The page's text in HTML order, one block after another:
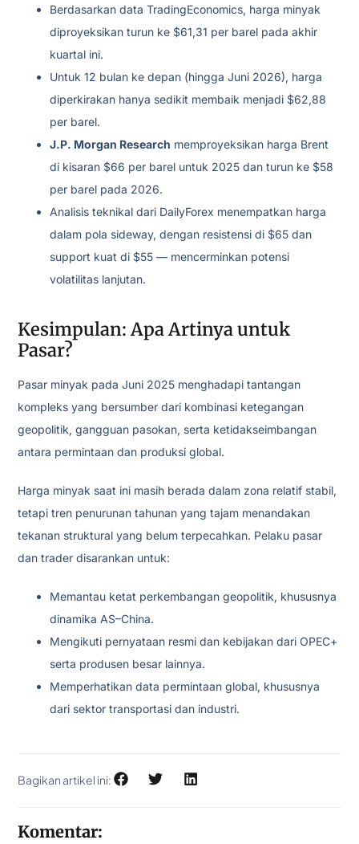
Berdasarkan data TradingEconomics, harga minyak
diproyeksikan turun ke $61,31 per barel pada akhir
kuartal ini.
Untuk 12 bulan ke depan (hingga Juni 2026), harga
diperkirakan hanya sedikit membaik menjadi $62,88
per barel.
J.P. Morgan Research memproyeksikan harga Brent
di kisaran $66 per barel untuk 2025 dan turun ke $58
per barel pada 2026.
Analisis teknikal dari DailyForex menempatkan harga
dalam pola sideway, dengan resistensi di $65 dan
support kuat di $55 — mencerminkan potensi
volatilitas lanjutan.
Kesimpulan: Apa Artinya untuk
Pasar?
Pasar minyak pada Juni 2025 menghadapi tantangan
kompleks yang bersumber dari kombinasi ketegangan
geopolitik, gangguan pasokan, serta ketidakseimbangan
antara permintaan dan produksi global.
Harga minyak saat ini masih berada dalam zona relatif stabil,
tetapi tren penurunan tahunan yang tajam menandakan
tekanan struktural yang belum terpecahkan. Pelaku pasar
dan trader disarankan untuk:
Memantau ketat perkembangan geopolitik, khususnya
dinamika AS–China.
Mengikuti pernyataan resmi dan kebijakan dari OPEC+
serta produsen besar lainnya.
Memperhatikan data permintaan global, khususnya
dari sektor transportasi dan industri.
Bagikan artikel ini:
Komentar: